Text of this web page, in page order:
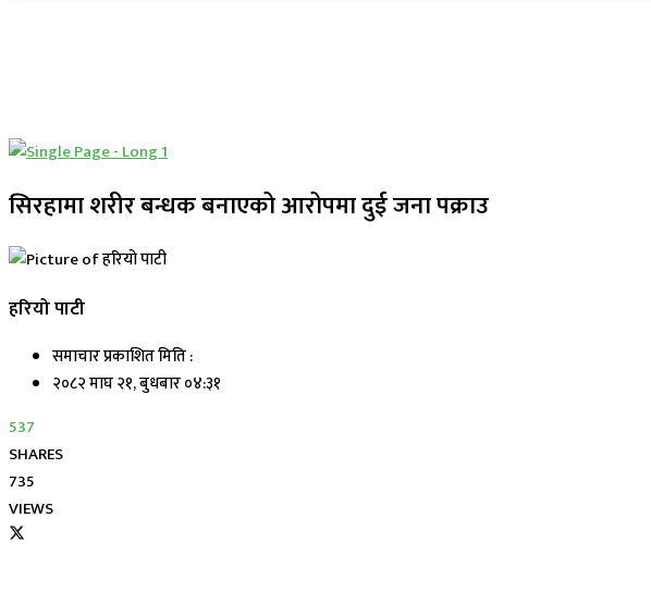
सिरहामा शरीर बन्धक बनाएको आरोपमा दुई जना पक्राउ
हरियो पाटी
समाचार प्रकाशित मिति :
२०८२ माघ २१, बुधबार ०४:३१
537
SHARES
735
VIEWS